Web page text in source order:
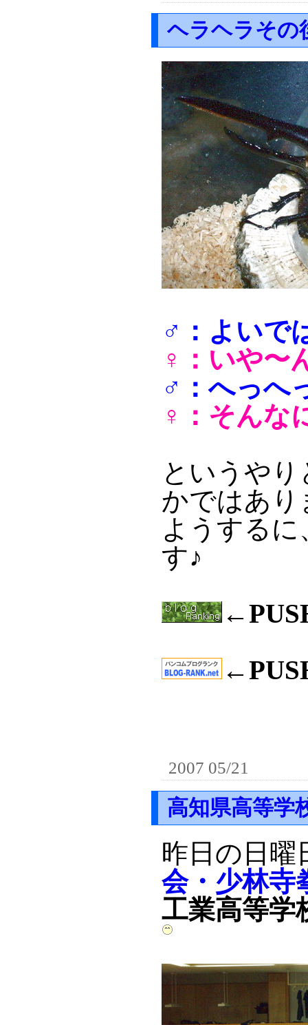
ヘラヘラその
♂：よいで
♀：いや〜
♂：へっへ
♀：そんな
というや
かではあり
ようするに
す♪
2007 05/21
高知県高等学
昨日の日曜
会・少林寺
工業高等学